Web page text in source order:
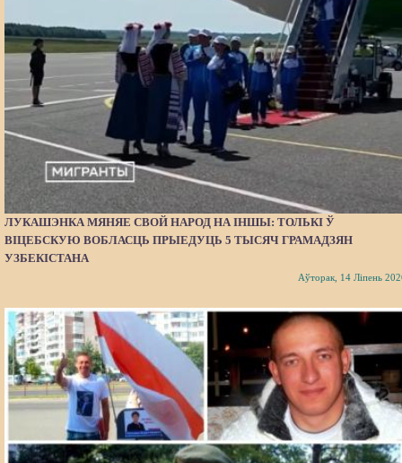
ЛУКАШЭНКА МЯНЯЕ СВОЙ НАРОД НА ІНШЫ: ТОЛЬКІ Ў
ВІЦЕБСКУЮ ВОБЛАСЦЬ ПРЫЕДУЦЬ 5 ТЫСЯЧ ГРАМАДЗЯН
УЗБЕКІСТАНА
Аўторак, 14 Ліпень